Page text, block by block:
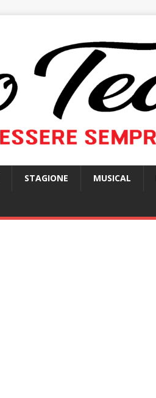
STAGIONE MUSICAL